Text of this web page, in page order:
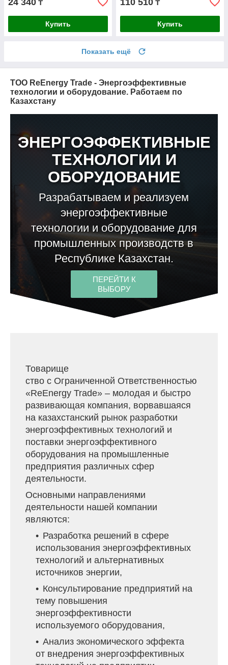
24 340 ₸
Купить
110 510 ₸
Купить
Показать ещё
ТОО ReEnergy Trade - Энергоэффективные
технологии и оборудование. Работаем по
Казахстану
ЭНЕРГОЭФФЕКТИВНЫЕ
ТЕХНОЛОГИИ И
ОБОРУДОВАНИЕ
Разрабатываем и реализуем
энергоэффективные
технологии и оборудование для
промышленных производств в
Республике Казахстан.
ПЕРЕЙТИ К
ВЫБОРУ
Товарище
ство с Ограниченной Ответственностью
«ReEnergy Trade» – молодая и быстро
развивающая компания, ворвавшаяся
на казахстанский рынок разработки
энергоэффективных технологий и
поставки энергоэффективного
оборудования на промышленные
предприятия различных сфер
деятельности.
Основными направлениями
деятельности нашей компании
являются:
Разработка решений в сфере
использования энергоэффективных
технологий и альтернативных
источников энергии,
Консультирование предприятий на
тему повышения
энергоэффективности
используемого оборудования,
Анализ экономического эффекта
от внедрения энергоэффективных